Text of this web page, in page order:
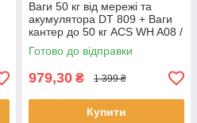
Ваги 50 кг від мережі та
акумулятора DT 809 + Ваги
кантер до 50 кг ACS WH A08 /
Електронні ваги з дисплеєм
та пам'яттю
Готово до відправки
979,30 ₴ 1 399 ₴
Купити